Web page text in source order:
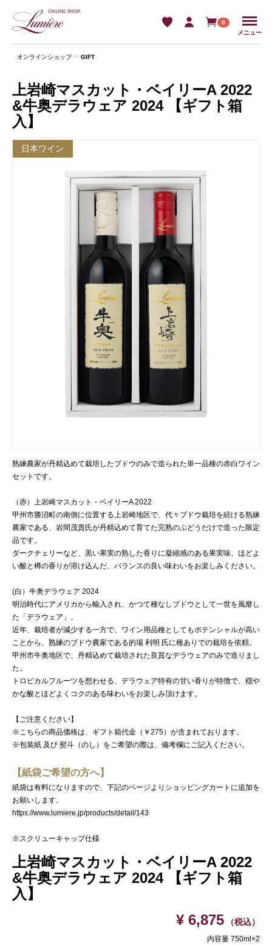
0
メニュー
オンラインショップ GIFT
上岩崎マスカット・ベイリーA 2022
&牛奥デラウェア 2024 【ギフト箱
入】
日本ワイン
熟練農家が丹精込めて栽培したブドウのみで造られた単一品種の赤白ワイン
セットです。
（赤）上岩崎マスカット・ベイリーA 2022
甲州市勝沼町の南側に位置する上岩崎地区で、代々ブドウ栽培を続ける熟練
農家である、岩間茂貴氏が丹精込めて育てた完熟のぶどうだけで造った限定
品です。
ダークチェリーなど、黒い果実の熟した香りに凝縮感のある果実味、ほどよ
い酸と樽の香りが溶け込んだ、バランスの良い味わいをお楽しみください。
(白）牛奥デラウェア 2024
明治時代にアメリカから輸入され、かつて種なしブドウとして一世を風靡し
た「デラウェア」。
近年、栽培者が減少する一方で、ワイン用品種としてもポテンシャルが高い
ことから、熟練のブドウ農家である的場 利明 氏に種ありでの栽培を依頼。
甲州市牛奥地区で、丹精込めて栽培された良質なデラウェアのみで造りまし
た。
トロピカルフルーツを想わせる、デラウェア特有の甘い香りが特徴で、穏や
かな酸とほどよくコクのある味わいをお楽しみ頂けます。
【ご注意ください】
※こちらの商品価格は、ギフト箱代金（￥275）が含まれております。
※包装紙 及び 熨斗（のし）をご希望の際は、備考欄にご記入ください。
【紙袋ご希望の方へ】
紙袋は有料になりますので、下記のページよりショッピングカートに追加を
お願いします。
https://www.lumiere.jp/products/detail/143
※スクリューキャップ仕様
上岩崎マスカット・ベイリーA 2022
&牛奥デラウェア 2024 【ギフト箱
入】
¥ 6,875
（税込）
内容量 750ml×2